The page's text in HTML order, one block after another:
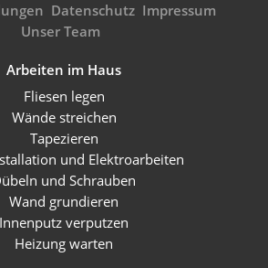
Datenschutz Impressum
Unser Team
Arbeiten im Haus
Fliesen legen
Wände streichen
Tapezieren
und Elektroarbeiten
und Schrauben
Wand grundieren
Innenputz verputzen
Heizung warten